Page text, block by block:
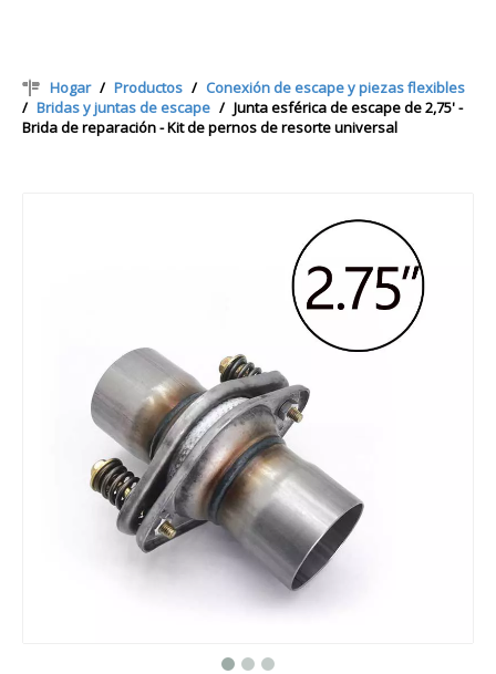
Hogar / Productos / Conexión de escape y piezas flexibles
/ Bridas y juntas de escape / Junta esférica de escape de 2,75' -
Brida de reparación - Kit de pernos de resorte universal